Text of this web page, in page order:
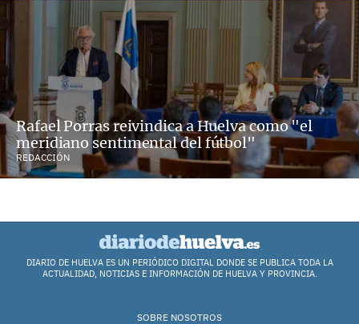
Rafael Porras reivindica a Huelva como "el
meridiano sentimental del fútbol"
REDACCIÓN
DIARIO DE HUELVA ES UN PERIÓDICO DIGITAL DONDE SE PUBLICA TODA LA
ACTUALIDAD, NOTICIAS E INFORMACIÓN DE HUELVA Y PROVINCIA.
SOBRE NOSOTROS